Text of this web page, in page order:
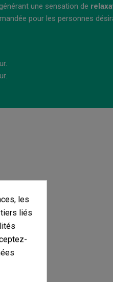
une sensation de
pour les personnes
les
liés